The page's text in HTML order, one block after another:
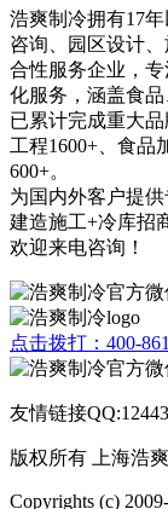
浩爽制冷拥有17
咨询、园区设计
合性服务企业，
化服务，涵盖食
已累计完成重大
工程1600+、食品
600+。
为国内外客户提
建造施工+冷库招
欢迎来电咨询！
点击拨打：400-
友情链接
版权所有 上海浩
Copyrights (c)